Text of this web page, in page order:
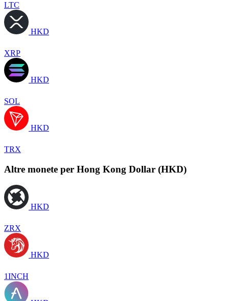
LTC
HKD
XRP
HKD
SOL
HKD
TRX
Altre monete per Hong Kong Dollar (HKD)
HKD
ZRX
HKD
1INCH